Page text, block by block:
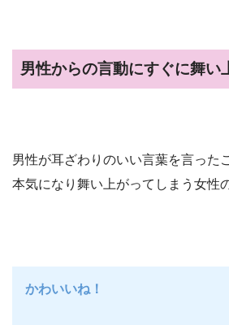
男性からの言動にすぐに舞い
男性が耳ざわりのいい言葉を言った
本気になり舞い上がってしまう女性
かわいいね！